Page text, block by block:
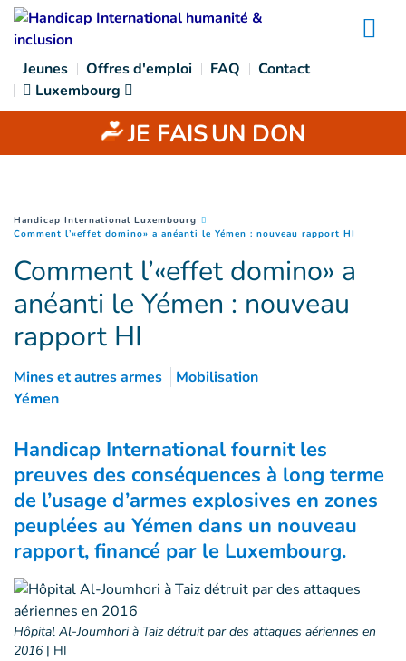
Goto main content
Jeunes Offres d'emploi FAQ
Contact
Luxembourg
JE FAISUN DON
You are here :
Handicap International Luxembourg
Comment l’«effet domino» a anéanti le Yémen : nouveau rapport HI
Comment l’«effet domino» a
anéanti le Yémen : nouveau
rapport HI
Mines et autres armes
Mobilisation
Yémen
Handicap International fournit les
preuves des conséquences à long terme
de l’usage d’armes explosives en zones
peuplées au Yémen dans un nouveau
rapport, financé par le Luxembourg.
Hôpital Al-Joumhori à Taiz détruit par des attaques aériennes en
2016| HI